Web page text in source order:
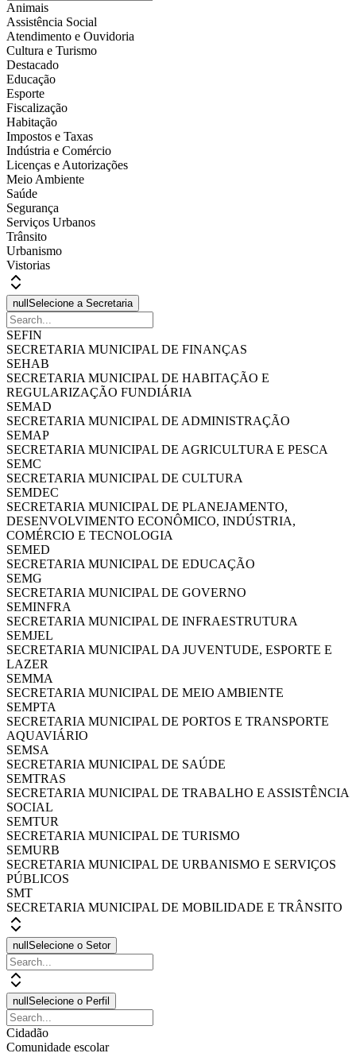
Animais
Assistência Social
Atendimento e Ouvidoria
Cultura e Turismo
Destacado
Educação
Esporte
Fiscalização
Habitação
Impostos e Taxas
Indústria e Comércio
Licenças e Autorizações
Meio Ambiente
Saúde
Segurança
Serviços Urbanos
Trânsito
Urbanismo
Vistorias
null Selecione a Secretaria
SEFIN
SECRETARIA MUNICIPAL DE FINANÇAS
SEHAB
SECRETARIA MUNICIPAL DE HABITAÇÃO E
REGULARIZAÇÃO FUNDIÁRIA
SEMAD
SECRETARIA MUNICIPAL DE ADMINISTRAÇÃO
SEMAP
SECRETARIA MUNICIPAL DE AGRICULTURA E PESCA
SEMC
SECRETARIA MUNICIPAL DE CULTURA
SEMDEC
SECRETARIA MUNICIPAL DE PLANEJAMENTO,
DESENVOLVIMENTO ECONÔMICO, INDÚSTRIA,
COMÉRCIO E TECNOLOGIA
SEMED
SECRETARIA MUNICIPAL DE EDUCAÇÃO
SEMG
SECRETARIA MUNICIPAL DE GOVERNO
SEMINFRA
SECRETARIA MUNICIPAL DE INFRAESTRUTURA
SEMJEL
SECRETARIA MUNICIPAL DA JUVENTUDE, ESPORTE E
LAZER
SEMMA
SECRETARIA MUNICIPAL DE MEIO AMBIENTE
SEMPTA
SECRETARIA MUNICIPAL DE PORTOS E TRANSPORTE
AQUAVIÁRIO
SEMSA
SECRETARIA MUNICIPAL DE SAÚDE
SEMTRAS
SECRETARIA MUNICIPAL DE TRABALHO E ASSISTÊNCIA
SOCIAL
SEMTUR
SECRETARIA MUNICIPAL DE TURISMO
SEMURB
SECRETARIA MUNICIPAL DE URBANISMO E SERVIÇOS
PÚBLICOS
SMT
SECRETARIA MUNICIPAL DE MOBILIDADE E TRÂNSITO
null Selecione o Setor
null Selecione o Perfil
Cidadão
Comunidade escolar